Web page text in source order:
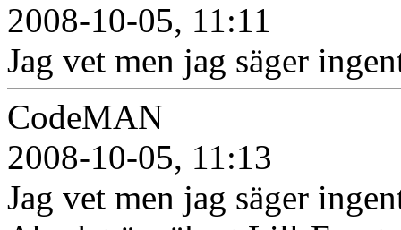
2008-10-05, 11:11
Jag vet men jag säger
CodeMAN
2008-10-05, 11:13
Jag vet men jag säger